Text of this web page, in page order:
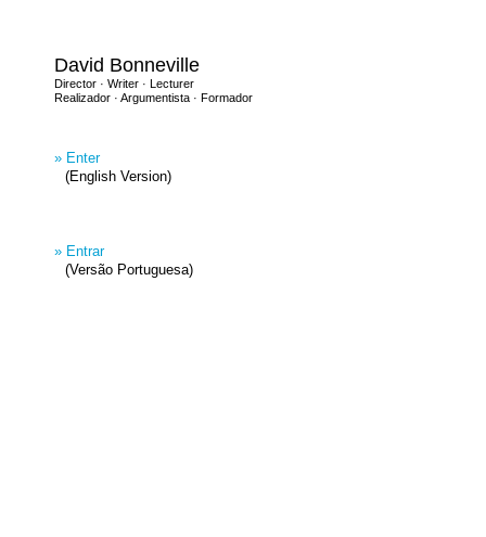
David Bonneville
Director · Writer · Lecturer
Realizador · Argumentista · Formador
» Enter
(English Version)
» Entrar
(Versão Portuguesa)